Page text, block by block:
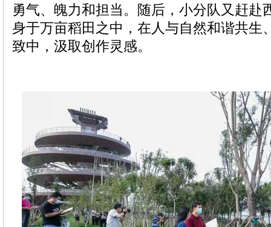
勇气、魄力和担当。随后，小分队又赶赴
身于万亩稻田之中，在人与自然和谐共生
致中，汲取创作灵感。